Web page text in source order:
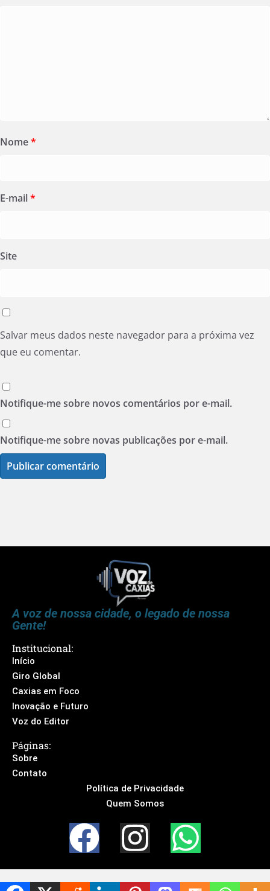
Nome*
E-mail*
Site
Salvar meus dados neste navegador para a próxima vez
que eu comentar.
Notifique-me sobre novos comentários por e-mail.
Notifique-me sobre novas publicações por e-mail.
A voz de nossa cidade, o legado de nossa
Gente!
Institucional:
Início
Giro Global
Caxias em Foco
Inovação e Futuro
Voz do Editor
Páginas:
Sobre
Contato
Política de Privacidade
Quem Somos